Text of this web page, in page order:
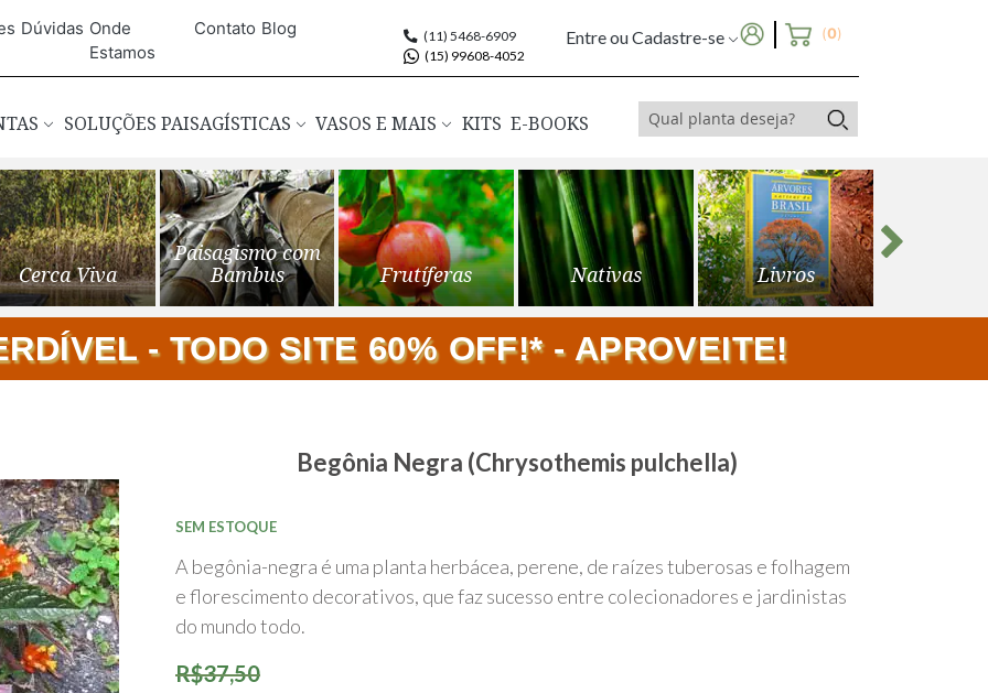
Dúvidas Onde
Estamos
Contato Blog
(11) 5468-6909
(15) 99608-4052
Entre ou Cadastre-se (0)
SOLUÇÕES PAISAGÍSTICAS VASOS E MAIS KITS E-BOOKS
Cerca Viva
Paisagismo com
Bambus
Frutíferas Nativas Livros
- TODO SITE 60% OFF!* - APROVEITE!
Begônia Negra (Chrysothemis pulchella)
R$37,50
SEM ESTOQUE
A begônia-negra é uma planta herbácea, perene, de raízes tuberosas e folhagem
e florescimento decorativos, que faz sucesso entre colecionadores e jardinistas
do mundo todo.